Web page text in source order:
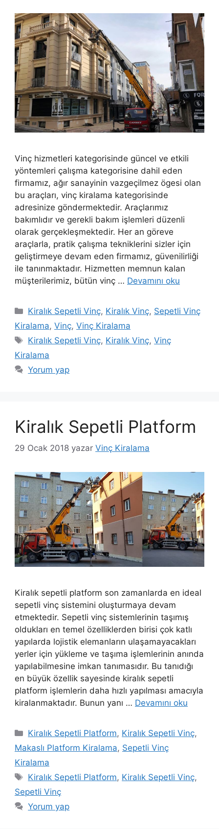
Vinç hizmetleri kategorisinde güncel ve etkili
yöntemleri çalışma kategorisine dahil eden
firmamız, ağır sanayinin vazgeçilmez ögesi olan
bu araçları, vinç kiralama kategorisinde
adresinize göndermektedir. Araçlarımız
bakımlıdır ve gerekli bakım işlemleri düzenli
olarak gerçekleşmektedir. Her an göreve
araçlarla, pratik çalışma tekniklerini sizler için
geliştirmeye devam eden firmamız, güvenilirliği
ile tanınmaktadır. Hizmetten memnun kalan
müşterilerimiz, bütün vinç … Devamını oku
Kategoriler
Kiralık Sepetli Vinç, Kiralık Vinç, Sepetli Vinç
Kiralama, Vinç, Vinç Kiralama
Etiketler
Kiralık Sepetli Vinç, Kiralık Vinç,Vinç
Kiralama
Yorum yap
Kiralık Sepetli Platform
29 Ocak 2018 yazar Vinç Kiralama
Kiralık sepetli platform son zamanlarda en ideal
sepetli vinç sistemini oluşturmaya devam
etmektedir. Sepetli vinç sistemlerinin taşımış
oldukları en temel özelliklerden birisi çok katlı
yapılarda lojistik elemanların ulaşamayacakları
yerler için yükleme ve taşıma işlemlerinin anında
yapılabilmesine imkan tanımasıdır. Bu tanıdığı
en büyük özellik sayesinde kiralık sepetli
platform işlemlerin daha hızlı yapılması amacıyla
kiralanmaktadır. Bunun yanı … Devamını oku
Kategoriler
Kiralık Sepetli Platform, Kiralık Sepetli Vinç,
Makaslı Platform Kiralama, Sepetli Vinç
Kiralama
Etiketler
Kiralık Sepetli Platform, Kiralık Sepetli Vinç,
Sepetli Vinç
Yorum yap